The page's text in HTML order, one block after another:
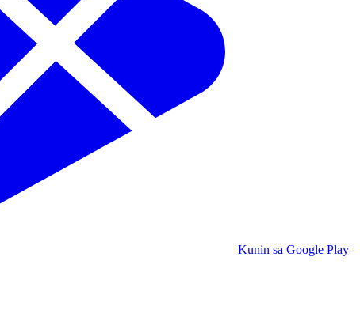
Kunin sa Google Play